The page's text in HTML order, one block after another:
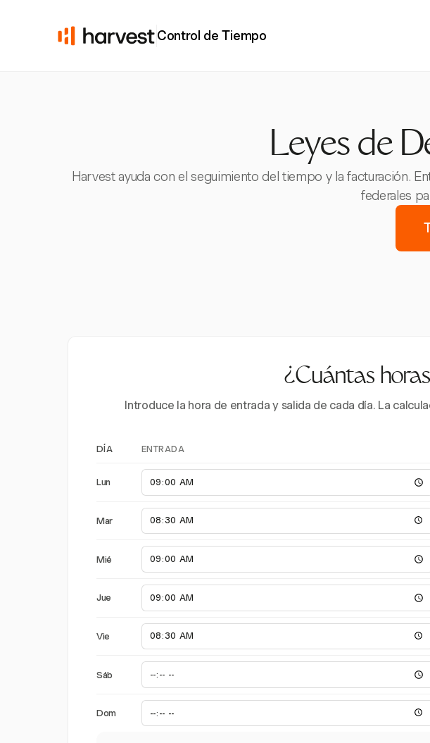
Control de Tiempo
Leyes de
Harvest ayuda con el seguimiento del tiempo y la facturación.
federales
¿Cuántas
Introduce la hora de entrada y salida de cada día. La
DÍA ENTRADA
Lun
Mar
Mié
Jue
Vie
Sáb
Dom